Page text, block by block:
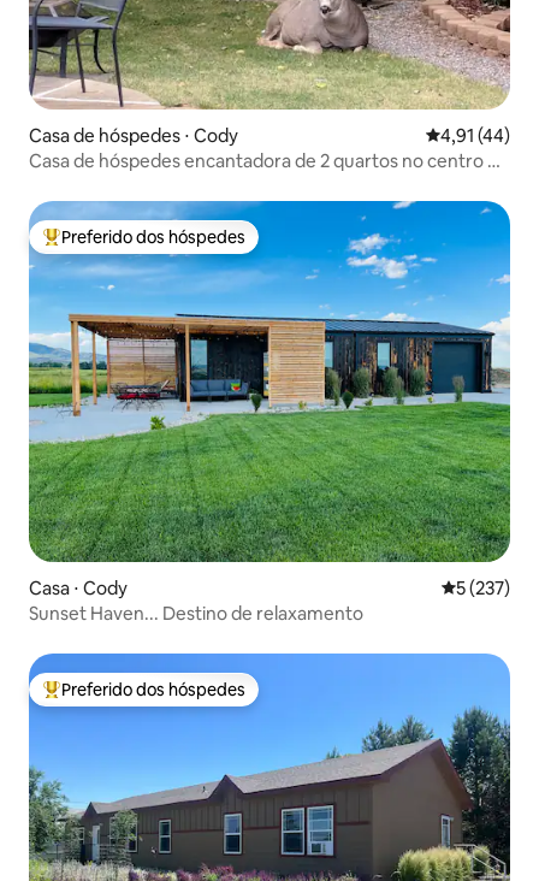
Casa de hóspedes ⋅ Cody 4,91 de uma
4,91 (44)
Casa de hóspedes encantadora de 2 quartos no centro de
Entre os melhores preferidos dos hóspedes
Preferido dos hóspedes
Casa ⋅ Cody 5 de uma
5 (237)
Sunset Haven... Destino de relaxamento
Entre os melhores preferidos dos hóspedes
Preferido dos hóspedes